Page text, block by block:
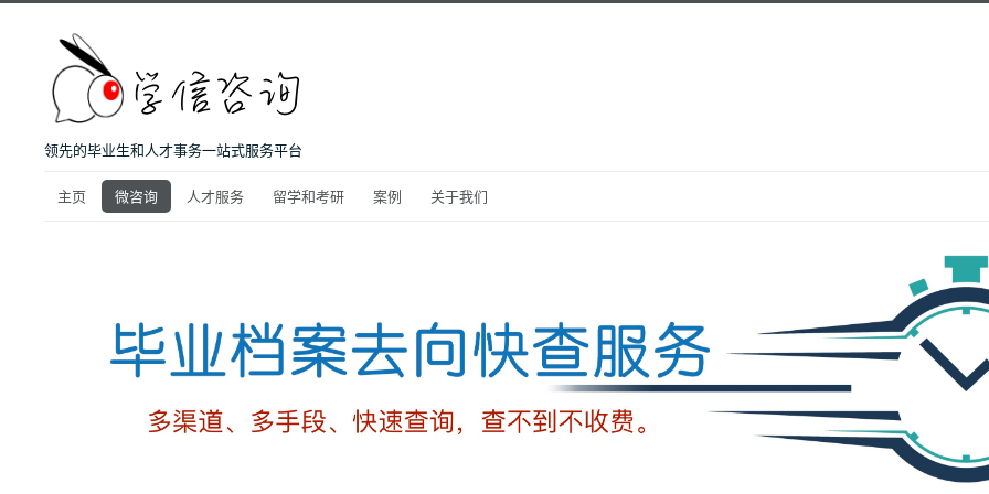
领先的毕业生和人才事务一站式服务平台
主页 微咨询 人才服务 留学和考研 案例 关于我们